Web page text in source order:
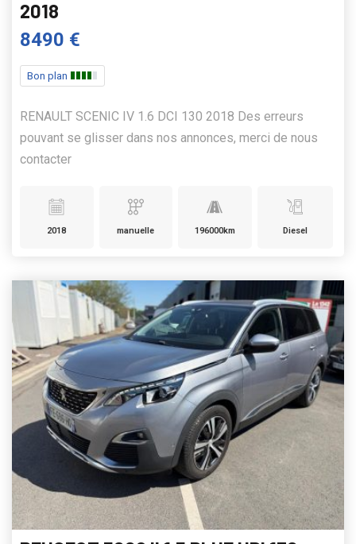
2018
8490 €
Bon plan
RENAULT SCENIC IV 1.6 DCI 130 2018 Des erreurs
pouvant se glisser dans nos annonces, merci de nous
contacter
2018 manuelle 196000km Diesel